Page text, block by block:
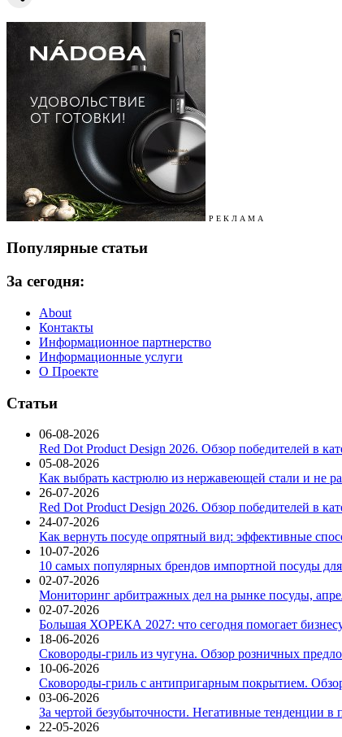
Р Е К Л А М А
Популярные статьи
За сегодня:
About
Контакты
Информационное партнерство
Информационные услуги
О Проекте
Статьи
06-08-2026
Red Dot Product Design 2026. Обзор победителей в
05-08-2026
Как выбрать кастрюлю из нержавеющей стали и не
26-07-2026
Red Dot Product Design 2026. Обзор победителей в
24-07-2026
Как вернуть посуде опрятный вид: эффективные
10-07-2026
10 самых популярных брендов импортной посуды
02-07-2026
Мониторинг арбитражных дел на рынке посуды,
02-07-2026
Большая ХОРЕКА 2027: что сегодня помогает
18-06-2026
Сковороды-гриль из чугуна. Обзор розничных
10-06-2026
Сковороды-гриль с антипригарным покрытием.
03-06-2026
За чертой безубыточности. Негативные тенденции
22-05-2026